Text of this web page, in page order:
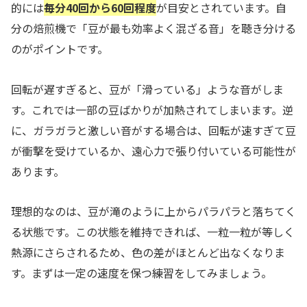
的には毎分40回から60回程度が目安とされています。自
分の焙煎機で「豆が最も効率よく混ざる音」を聴き分ける
のがポイントです。
回転が遅すぎると、豆が「滑っている」ような音がしま
す。これでは一部の豆ばかりが加熱されてしまいます。逆
に、ガラガラと激しい音がする場合は、回転が速すぎて豆
が衝撃を受けているか、遠心力で張り付いている可能性が
あります。
理想的なのは、豆が滝のように上からパラパラと落ちてく
る状態です。この状態を維持できれば、一粒一粒が等しく
熱源にさらされるため、色の差がほとんど出なくなりま
す。まずは一定の速度を保つ練習をしてみましょう。